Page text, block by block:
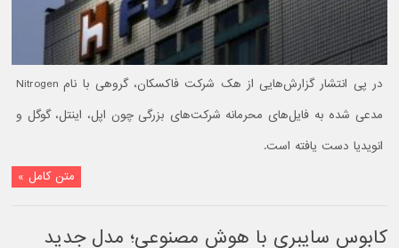
در پی انتشار گزارش‌هایی از هک شرکت فاکسکان، گروهی با نام Nitrogen
مدعی شده به فایل‌های محرمانه شرکت‌های بزرگی چون اپل، اینتل، گوگل و
انویدیا دست یافته است.
متن کامل »
کابوس سایبری با هوش مصنوعی؛ مدل جدید